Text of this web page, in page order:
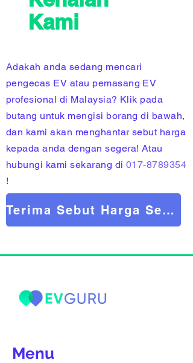
Kami
Adakah anda sedang mencari
pengecas EV atau pemasang EV
profesional di Malaysia? Klik pada
butang untuk mengisi borang di bawah,
dan kami akan menghantar sebut harga
kepada anda dengan segera! Atau
hubungi kami sekarang di 017-8789354
!
Terima Sebut Harga Sekarang!
Menu